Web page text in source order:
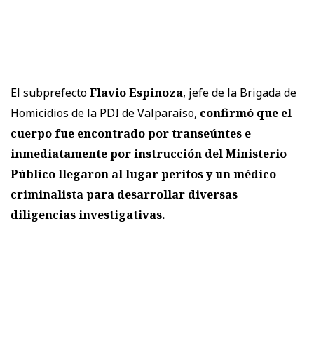
El subprefectoFlavio Espinoza, jefe de la Brigada de
Homicidios de la PDI de Valparaíso, confirmó que el
cuerpo fue encontrado por transeúntes e
inmediatamente por instrucción del Ministerio
Público llegaron al lugar peritos y un médico
criminalista para desarrollar diversas
diligencias investigativas.